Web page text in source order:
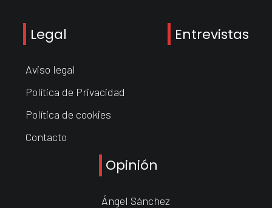
Legal
Aviso legal
Política de Privacidad
Política de cookies
Contacto
Entrevistas
Opinión
Ángel Sánchez